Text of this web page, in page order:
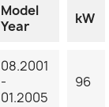
Model
Year
kW
08.2001
-
01.2005
96